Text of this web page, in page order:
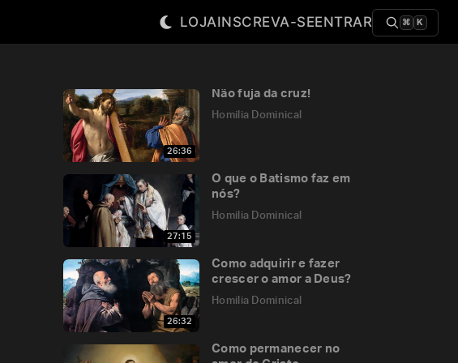
LOJAINSCREVA-SEENTRAR ⌘ K
26:36
Não fuja da cruz!
Homilia Dominical
27:15
O que o Batismo faz em
nós?
Homilia Dominical
26:32
Como adquirir e fazer
crescer o amor a Deus?
Homilia Dominical
Como permanecer no